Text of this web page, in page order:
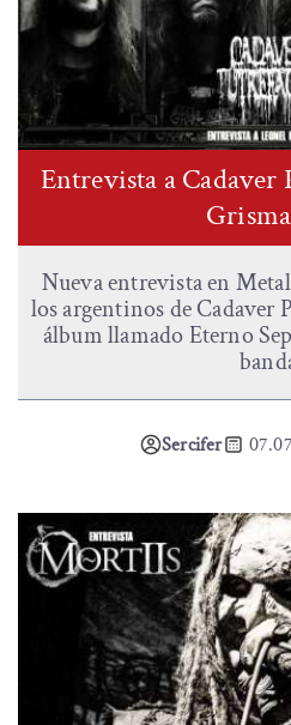
Entrevista a
Nueva entrevista en
los argentinos de Cadaver
álbum llamado Eterno
Sercifer